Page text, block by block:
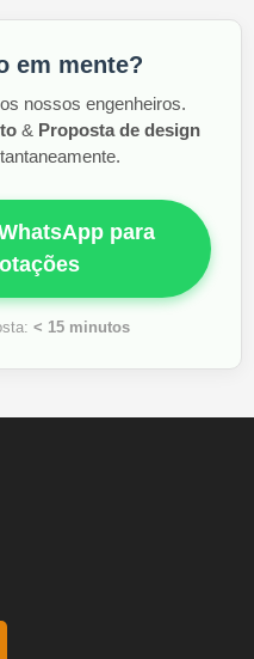
em mente?
nossos engenheiros.
& Proposta de design
para
< 15 minutos